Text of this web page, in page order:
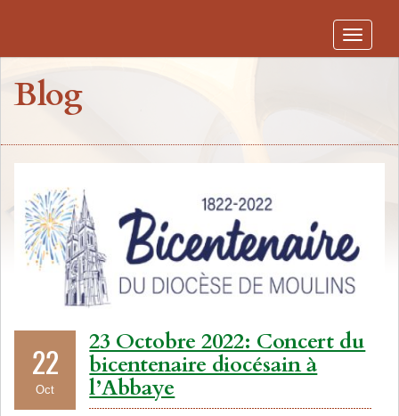
Toggle
Blog
22
Oct
23 Octobre 2022: Concert du
bicentenaire diocésain à
l’Abbaye